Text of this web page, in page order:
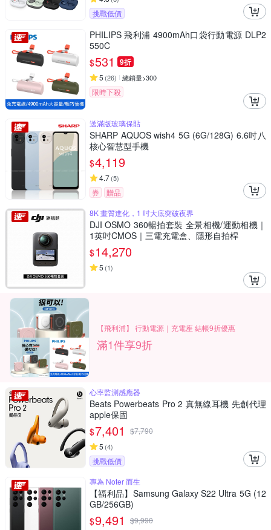
挑戰低價
PHILIPS 飛利浦 4900mAh口袋行動電源 DLP2
550C
$531 9折
5 (26) 總銷量>300
限時下殺
送滿版玻璃保貼
SHARP AQUOS wish4 5G (6G/128G) 6.6吋八
核心智慧型手機
$4,119
4.7(5)
券
贈品
8K 畫質進化，1 吋大底突破夜界
DJI OSMO 360暢拍套裝 全景相機/運動相機｜
1英吋CMOS｜三電充電盒、隱形自拍桿
$14,270
5 (1)
【飛利浦】 行動電源｜充電座 結帳9折優惠
滿1件享9折
心率監測感應器
Beats Powerbeats Pro 2 真無線耳機 先創代理
apple保固
$7,401 $7,790
5 (4)
挑戰低價
專為 Noter 而生
【福利品】Samsung Galaxy S22 Ultra 5G (12
GB/256GB)
$9,491 $9,990